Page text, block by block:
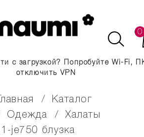
0
с загрузкой? Попробуйте Wi-Fi,
отключить VPN
главная
каталог
одежда
халаты
je750 блузка